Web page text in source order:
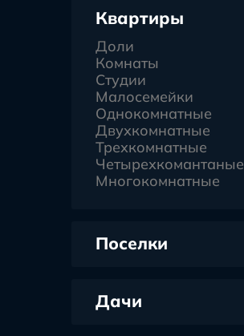
Квартиры
Доли
Комнаты
Студии
Малосемейки
Однокомнатные
Двухкомнатные
Трехкомнатные
Четырехкомантаные
Многокомнатные
Поселки
Дачи